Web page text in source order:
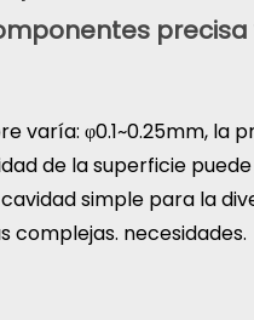
precisa
varía: φ0.1~0.25mm, la
de la superficie puede
simple para la
complejas. necesidades.